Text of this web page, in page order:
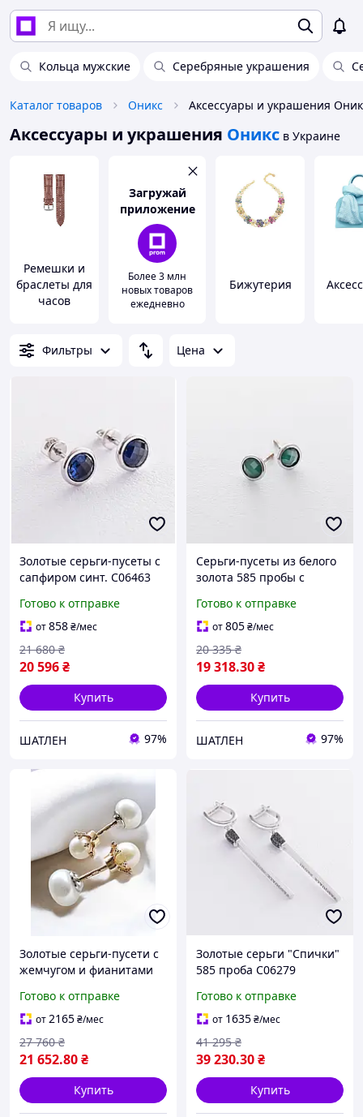
Кольца мужские Серебряные украшения
Каталог товаров Оникс Аксессуары и украшения
Аксессуары и украшения Оникс в Украине
Ремешки и
браслеты для
часов
Загружай
приложение
Более 3 млн
новых товаров
ежедневно
Бижутерия
Фильтры Цена
Золотые серьги-пусеты с
сапфиром синт. С06463
Готово к отправке
от858₴/мес
20 596₴
21 680 ₴
Купить
ШАТЛЕН 97%
Серьги-пусеты из белого
золота 585 пробы с
Готово к отправке
от805₴/мес
19 318.30₴
20 335 ₴
Купить
ШАТЛЕН 97%
Золотые серьги-пусети с
жемчугом и фианитами
Готово к отправке
от2165₴/мес
21 652.80₴
27 760 ₴
Купить
Золотые серьги "Спички"
585 проба С06279
Готово к отправке
от 1635₴/мес
39 230.30₴
41 295 ₴
Купить